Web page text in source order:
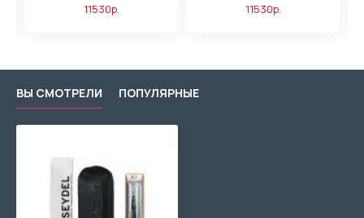
11530р. 11530р.
ВЫ СМОТРЕЛИ ПОПУЛЯРНЫЕ